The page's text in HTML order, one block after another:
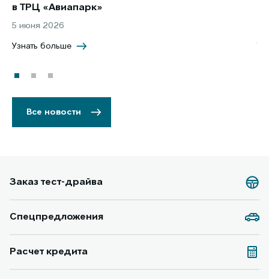
в ТРЦ «Авиапарк»
5 июня 2026
Узнать больше
Все новости
Заказ тест-драйва
Спецпредложения
Расчет кредита